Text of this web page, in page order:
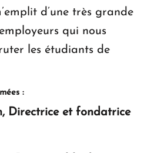
d’une très grande
qui nous
les étudiants de
:
Directrice et fondatrice